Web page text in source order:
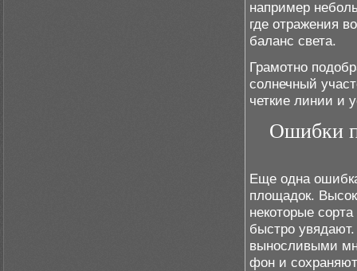
например
где отражения
баланс света.
Грамотно
солнечный
четкие линии и
Ошибки
Еще одна
площадок.
некоторые
быстро
выносливыми
фон и